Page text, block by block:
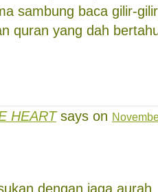
sambung baca gilir-
quran yang dah
HEARTsays on
dengan jaga